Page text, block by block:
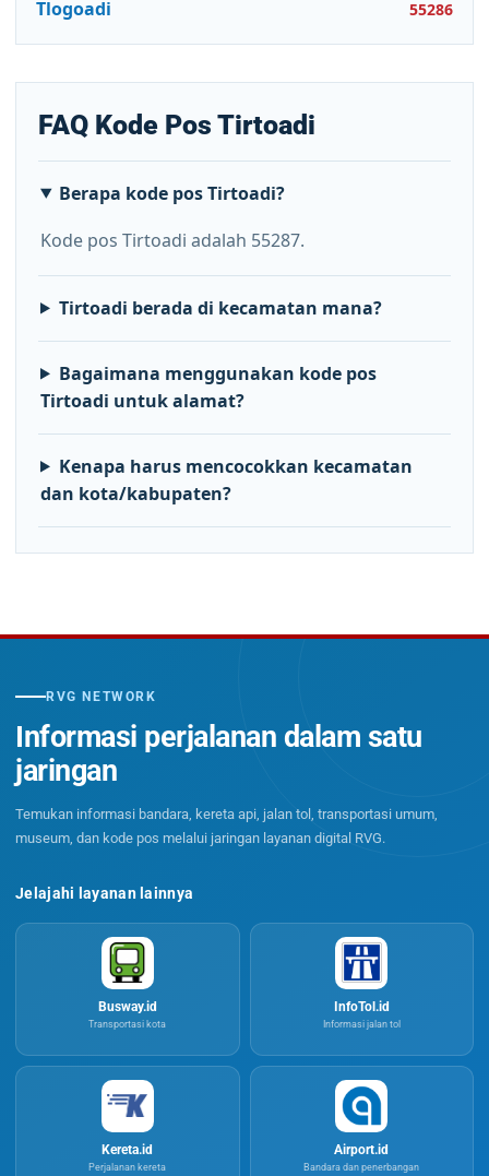
Tlogoadi 55286
FAQ Kode Pos Tirtoadi
Berapa kode pos Tirtoadi?
Kode pos Tirtoadi adalah 55287.
Tirtoadi berada di kecamatan mana?
Bagaimana menggunakan kode pos
Tirtoadi untuk alamat?
Kenapa harus mencocokkan kecamatan
dan kota/kabupaten?
RVG NETWORK
Informasi perjalanan dalam satu
jaringan
Temukan informasi bandara, kereta api, jalan tol, transportasi umum,
museum, dan kode pos melalui jaringan layanan digital RVG.
Jelajahi layanan lainnya
Busway.id
Transportasi kota
InfoTol.id
Informasi jalan tol
Kereta.id
Perjalanan kereta
Airport.id
Bandara dan penerbangan